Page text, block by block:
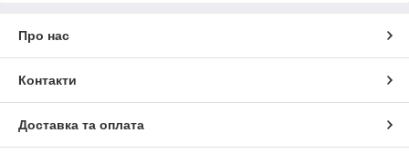
Про нас
Контакти
Доставка та оплата